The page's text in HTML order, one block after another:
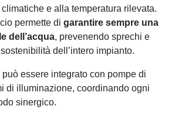
e alla temperatura rilevata.
permette di garantire sempre una
dell’acqua, prevenendo sprechi e
dell’intero impianto.
può essere integrato con pompe di
di illuminazione, coordinando ogni
sinergico.